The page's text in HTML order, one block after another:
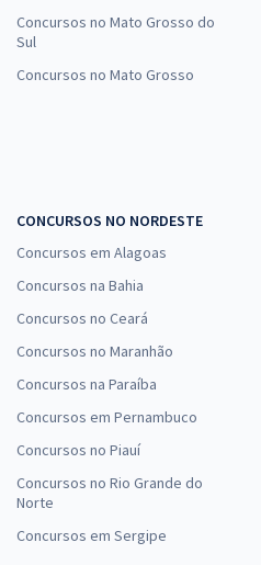
Concursos no Mato Grosso do
Sul
Concursos no Mato Grosso
CONCURSOS NO NORDESTE
Concursos em Alagoas
Concursos na Bahia
Concursos no Ceará
Concursos no Maranhão
Concursos na Paraíba
Concursos em Pernambuco
Concursos no Piauí
Concursos no Rio Grande do
Norte
Concursos em Sergipe